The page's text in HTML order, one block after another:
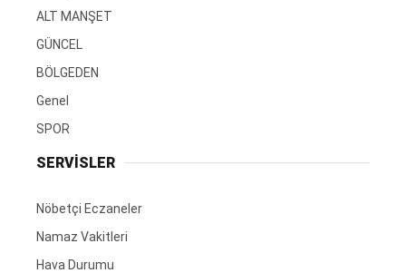
ALT MANŞET
GÜNCEL
BÖLGEDEN
Genel
SPOR
SERVİSLER
Nöbetçi Eczaneler
Namaz Vakitleri
Hava Durumu